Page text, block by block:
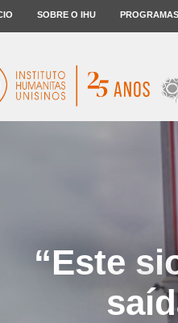
SOBRE O IHU PROGRAMAS
“Este